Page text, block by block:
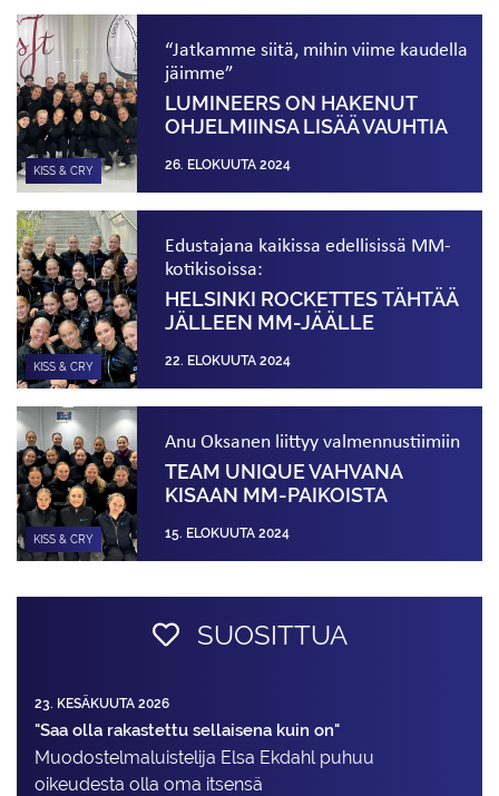
KISS & CRY
“Jatkamme siitä, mihin viime kaudella
jäimme”
LUMINEERS ON HAKENUT
OHJELMIINSA LISÄÄ VAUHTIA
26. ELOKUUTA 2024
KISS & CRY
Edustajana kaikissa edellisissä MM-
kotikisoissa:
HELSINKI ROCKETTES TÄHTÄÄ
JÄLLEEN MM-JÄÄLLE
22. ELOKUUTA 2024
KISS & CRY
Anu Oksanen liittyy valmennustiimiin
TEAM UNIQUE VAHVANA
KISAAN MM-PAIKOISTA
15. ELOKUUTA 2024
SUOSITTUA
23. KESÄKUUTA 2026
"Saa olla rakastettu sellaisena kuin on"
Muodostelma­luistelija Elsa Ekdahl puhuu
oikeudesta olla oma itsensä